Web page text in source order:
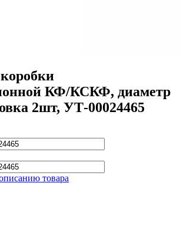
КФ/КСКФ, диаметр
2шт, УТ-00024465
товара